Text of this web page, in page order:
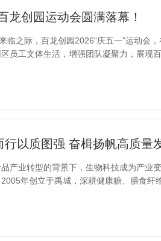
龙创园运动会圆满落幕！
临之际，百龙创园2026“庆五一”运动会
员工文体生活，增强团队凝聚力，展现
赛会友，用汗水谱写百龙运动赞歌。篮
、精准投篮，哨声响起后攻防拉锯、毫不
行以质图强 奋楫扬帆高质量
产业转型的背景下，生物科技成为产业
年创立于禹城，深耕健康糖、膳食纤
产能力的企业之一。面对复杂市场环境
新、全球拓展、精细管理、党建引领、社